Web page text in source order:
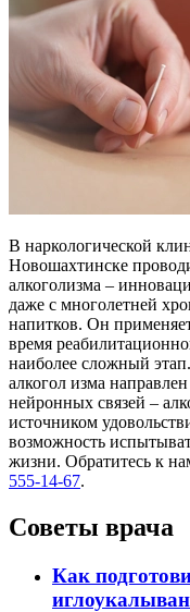
В наркологической
Новошахтинске
алкоголизма –
даже с многолетней
напитков. Он
время
наиболее сложный
алкогол изма
нейронных связей –
источником
возможность
жизни. Обратитесь к
555-14-67.
Советы врача
Как